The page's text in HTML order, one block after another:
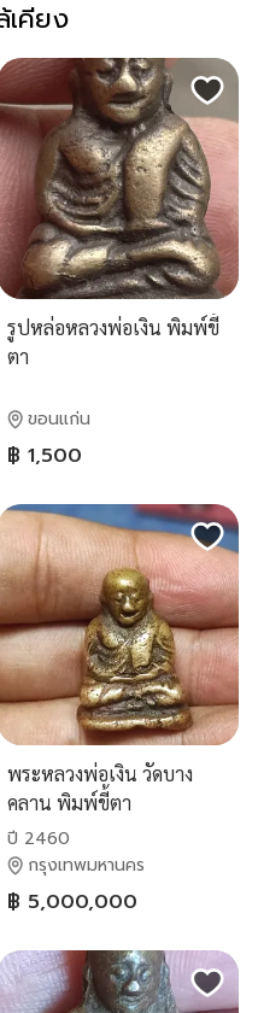
เคียง
รูปหล่อหลวงพ่อเงิน พิมพ์ขี้
ตา
ขอนแก่น
฿ 1,500
พระหลวงพ่อเงิน วัดบาง
คลาน พิมพ์ขี้ตา
ปี 2460
กรุงเทพมหานคร
฿ 5,000,000